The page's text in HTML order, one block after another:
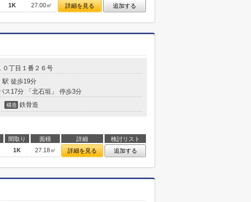
1K 27.00㎡ 詳細を見る 追加する
０丁目１番２６号
駅 徒歩19分
ス17分 「北石垣」 停歩3分
構造 鉄骨造
間取り 面積 詳細
検討リスト
1K 27.18㎡ 詳細を見る 追加する